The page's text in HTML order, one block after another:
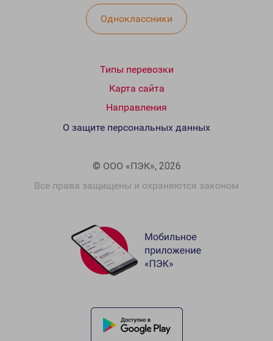
Одноклассники
Типы перевозки
Карта сайта
Направления
© ООО «ПЭК», 2026
Все права защищены и охраняются законом
О защите персональных данных